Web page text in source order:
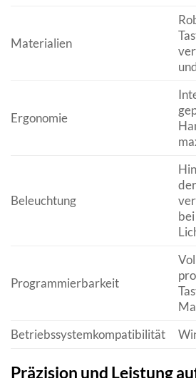
Materialien
Ergonomie
Beleuchtung
Programmierbarkeit
Betriebssystemkompatibilität
Präzision und Leistung